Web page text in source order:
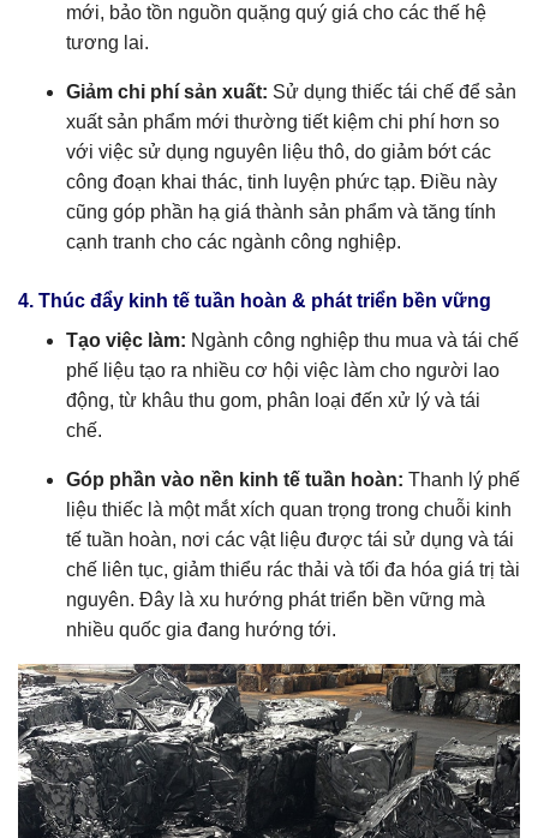
mới, bảo tồn nguồn quặng quý giá cho các thế hệ
tương lai.
Giảm chi phí sản xuất: Sử dụng thiếc tái chế để sản
xuất sản phẩm mới thường tiết kiệm chi phí hơn so
với việc sử dụng nguyên liệu thô, do giảm bớt các
công đoạn khai thác, tinh luyện phức tạp. Điều này
cũng góp phần hạ giá thành sản phẩm và tăng tính
cạnh tranh cho các ngành công nghiệp.
4. Thúc đẩy kinh tế tuần hoàn & phát triển bền vững
Tạo việc làm: Ngành công nghiệp thu mua và tái chế
phế liệu tạo ra nhiều cơ hội việc làm cho người lao
động, từ khâu thu gom, phân loại đến xử lý và tái
chế.
Góp phần vào nền kinh tế tuần hoàn: Thanh lý phế
liệu thiếc là một mắt xích quan trọng trong chuỗi kinh
tế tuần hoàn, nơi các vật liệu được tái sử dụng và tái
chế liên tục, giảm thiểu rác thải và tối đa hóa giá trị tài
nguyên. Đây là xu hướng phát triển bền vững mà
nhiều quốc gia đang hướng tới.